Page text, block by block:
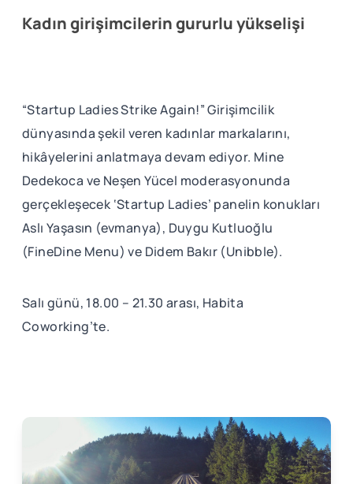
Kadın girişimcilerin gururlu yükselişi
“Startup Ladies Strike Again!” Girişimcilik
dünyasında şekil veren kadınlar markalarını,
hikâyelerini anlatmaya devam ediyor. Mine
Dedekoca ve Neşen Yücel moderasyonunda
gerçekleşecek ‘Startup Ladies’ panelin konukları
Aslı Yaşasın (evmanya), Duygu Kutluoğlu
(FineDine Menu) ve Didem Bakır (Unibble).
Salı günü, 18.00 – 21.30 arası, Habita
Coworking’te.